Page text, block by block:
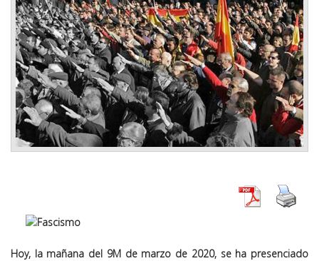
Hoy, la mañana del 9M de marzo de 2020, se ha presenciado